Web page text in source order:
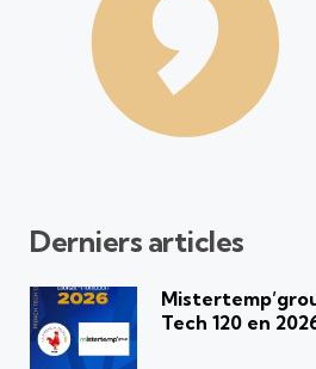
Derniers articles
Tech 120 en